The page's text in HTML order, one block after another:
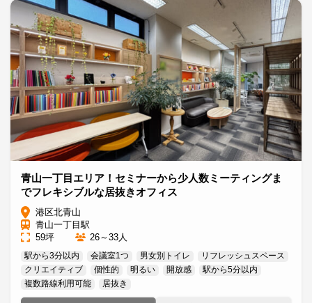
青山一丁目エリア！セミナーから少人数ミーティングま
でフレキシブルな居抜きオフィス
港区北青山
青山一丁目駅
59坪
26～33人
駅から3分以内 会議室1つ 男女別トイレ
リフレッシュスペース
クリエイティブ
個性的 明るい 開放感
駅から5分以内
複数路線利用可能
居抜き